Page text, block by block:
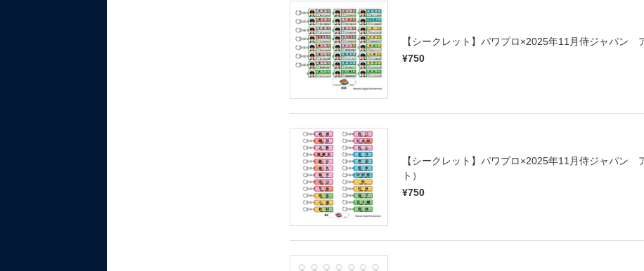
【シークレット】パワプロ×2025年11月侍ジャパン
¥750
【シークレット】パワプロ×2025年11月侍ジャパン
ト）
¥750